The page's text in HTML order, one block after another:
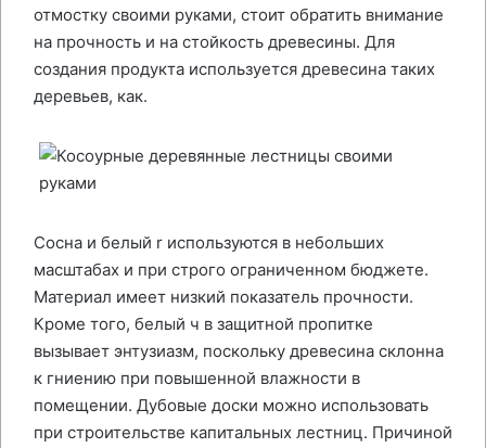
отмостку своими руками, стоит обратить внимание
на прочность и на стойкость древесины. Для
создания продукта используется древесина таких
деревьев, как.
Сосна и белый r используются в небольших
масштабах и при строго ограниченном бюджете.
Материал имеет низкий показатель прочности.
Кроме того, белый ч в защитной пропитке
вызывает энтузиазм, поскольку древесина склонна
к гниению при повышенной влажности в
помещении. Дубовые доски можно использовать
при строительстве капитальных лестниц. Причиной